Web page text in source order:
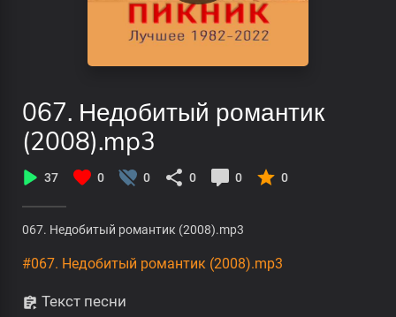
067. Недобитый романтик
(2008).mp3
37 0 0 0 0 0
067. Недобитый романтик (2008).mp3
#067. Недобитый романтик (2008).mp3
Текст песни